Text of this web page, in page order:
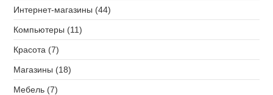
Интернет-магазины (44)
Компьютеры (11)
Красота (7)
Магазины (18)
Мебель (7)